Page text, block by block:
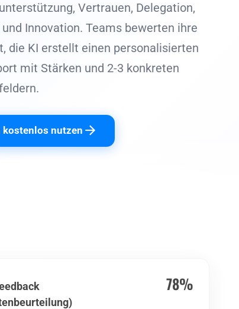
Vertrauen, Delegation,
Innovation. Teams bewerten ihre
die KI erstellt einen personalisierten
mit Stärken und 2-3 konkreten
kostenlos nutzen
78%